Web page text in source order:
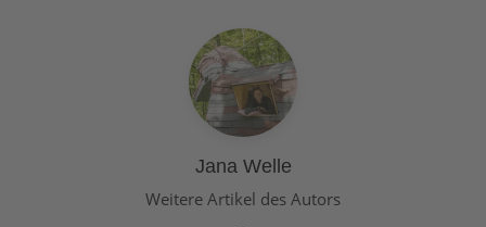
Jana Welle
Weitere Artikel des Autors